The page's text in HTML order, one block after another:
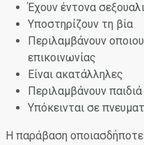
Έχουν έντονα
Υποστηρίζουν τη βία
Περιλαμβάνουν
επικοινωνίας
Είναι ακατάλληλες
Περιλαμβάνουν παιδιά
Υπόκεινται σε
Η παράβαση